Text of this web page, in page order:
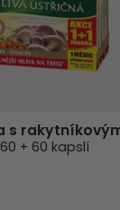
s
60 + 60 kapslí